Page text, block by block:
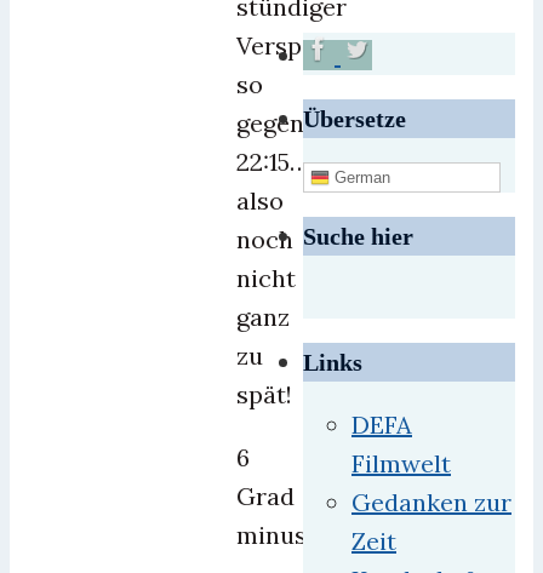
stündiger
Verspätung
so
gegen
22:15…
also
noch
nicht
ganz
zu
spät!
6
Grad
minus
Übersetze
German
Suche hier
Links
DEFA
Filmwelt
Gedanken zur
Zeit